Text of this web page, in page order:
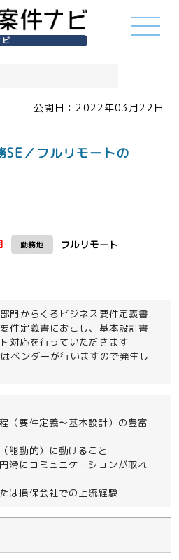
ビ
エンジニア(SE)(一覧)
公開日： 2022年03月22日
SE／フルリモートの
勤務地 フルリモート
門からくるビジネス要件定義書
件定義書におこし、基本設計書
対応を行っていただきます
ベンダーが行いますので発生し
程（要件定義〜基本設計）の豊富
能動的）に動けること
円滑にコミュニケーションが取れ
は損保会社での上流経験